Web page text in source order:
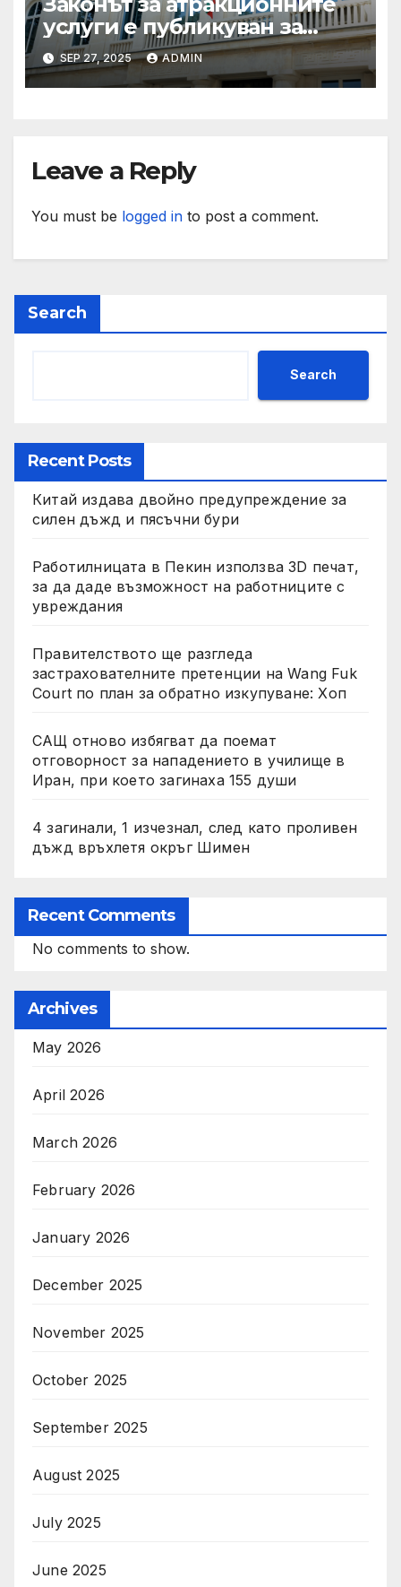
услуги е публикуван за
обществено обсъждане
SEP 27, 2025 ADMIN
Leave a Reply
You must be logged in to post a comment.
Search
Search
Recent Posts
Китай издава двойно предупреждение за
силен дъжд и пясъчни бури
Работилницата в Пекин използва 3D печат,
за да даде възможност на работниците с
увреждания
Правителството ще разгледа
застрахователните претенции на Wang Fuk
Court по план за обратно изкупуване: Хоп
САЩ отново избягват да поемат
отговорност за нападението в училище в
Иран, при което загинаха 155 души
4 загинали, 1 изчезнал, след като проливен
дъжд връхлетя окръг Шимен
Recent Comments
No comments to show.
Archives
May 2026
April 2026
March 2026
February 2026
January 2026
December 2025
November 2025
October 2025
September 2025
August 2025
July 2025
June 2025